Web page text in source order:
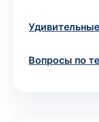
Вопросы по
своевременного
сроки